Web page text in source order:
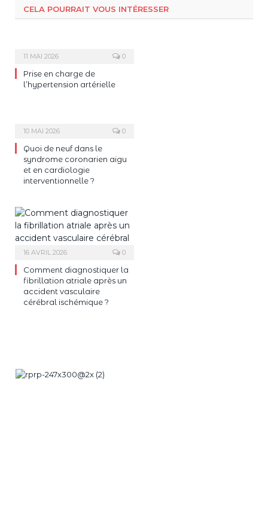
CELA POURRAIT VOUS INTÉRESSER
11 MAI 2026 0
Prise en charge de
l’hypertension artérielle
10 MAI 2026 0
Quoi de neuf dans le
syndrome coronarien aigu
et en cardiologie
interventionnelle ?
16 AVRIL 2026 0
Comment diagnostiquer la
fibrillation atriale après un
accident vasculaire
cérébral ischémique ?